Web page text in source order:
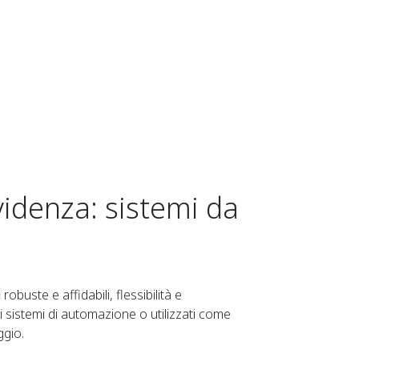
sistemi da
e affidabili, flessibilità e
di automazione o utilizzati come